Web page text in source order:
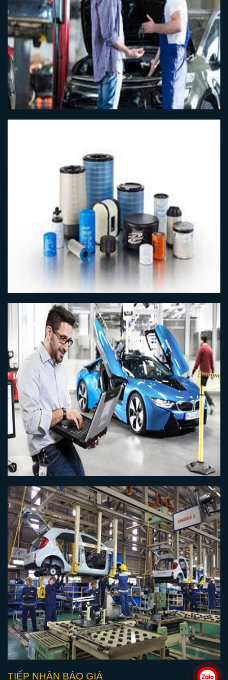
TIẾP NHẬN BÁO GIÁ